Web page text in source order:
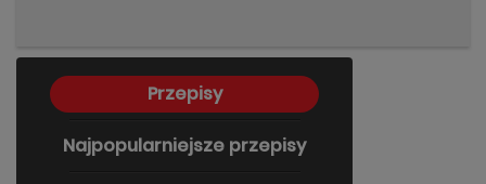
Przepisy
Najpopularniejsze przepisy